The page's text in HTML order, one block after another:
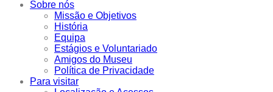
Sobre nós
Missão e Objetivos
História
Equipa
Estágios e Voluntariado
Amigos do Museu
Política de Privacidade
Para visitar